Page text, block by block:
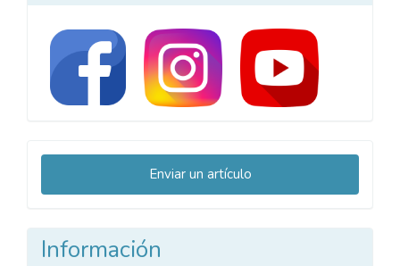
Enviar
un
Enviar un artículo
Información